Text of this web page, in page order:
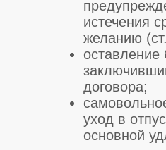
истечения
желанию
оставление
договора;
уход в
основной